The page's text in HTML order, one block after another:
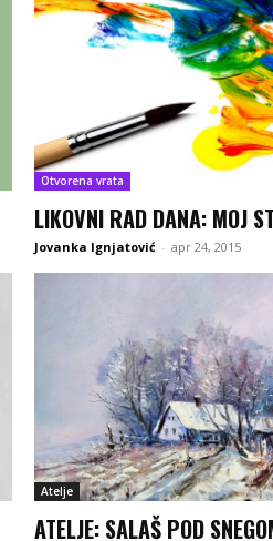
Otvorena vrata
LIKOVNI RAD DANA: MOJ
Jovanka Ignjatović - apr 24, 2015
Atelje
ATELJE: SALAŠ POD